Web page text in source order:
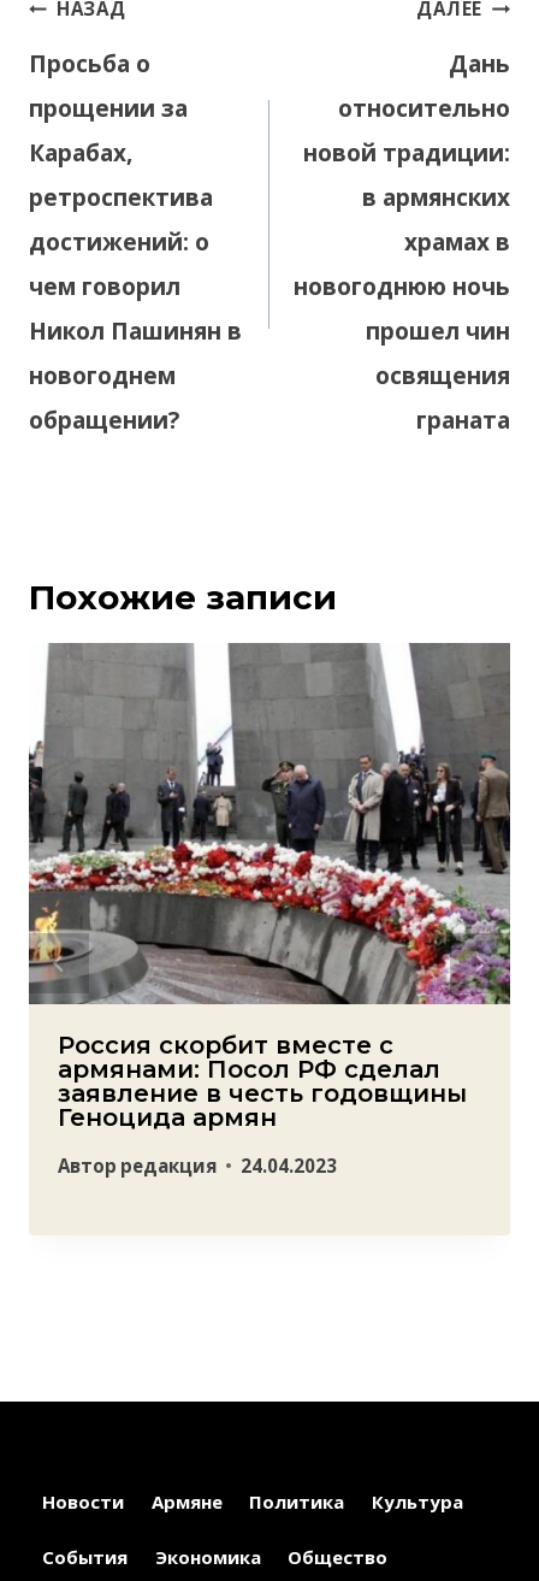
записям
НАЗАД
Просьба о
прощении за
Карабах,
ретроспектива
достижений: о
чем говорил
Никол Пашинян в
новогоднем
обращении?
ДАЛЕЕ
Дань
относительно
новой традиции:
в армянских
храмах в
новогоднюю ночь
прошел чин
освящения
граната
Похожие записи
Россия скорбит вместе с
армянами: Посол РФ сделал
заявление в честь годовщины
Геноцида армян
Автор редакция 24.04.2023
Новости Армяне Политика Культура
События Экономика Общество